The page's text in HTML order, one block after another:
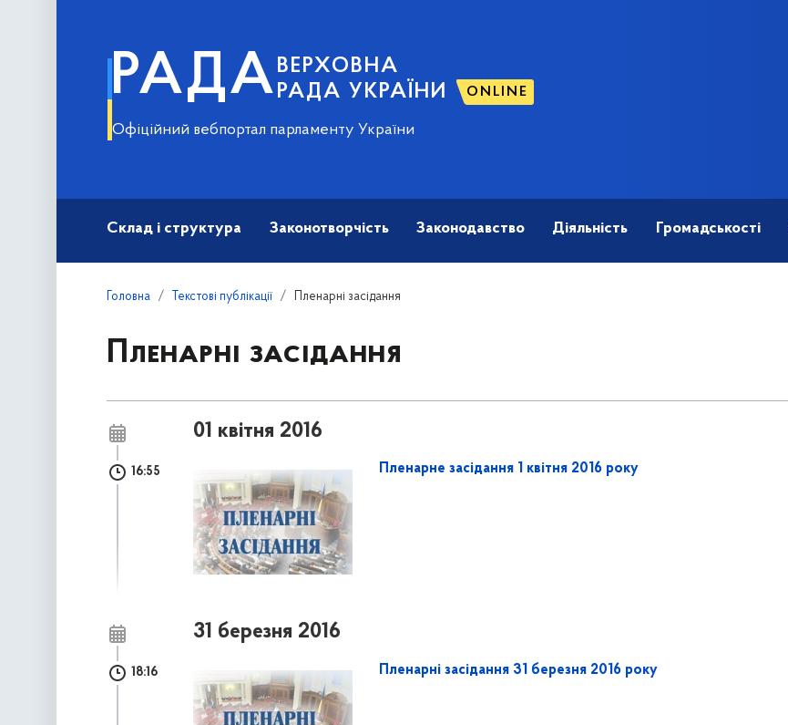
РАДА ВЕРХОВНА
РАДА УКРАЇНИ
ONLINE
Офіційний вебпортал парламенту України
Склад і структура Законотворчість Законодавство Діяльність Громадськості
Головна Текстові публікації Пленарні засідання
Пленарні засідання
01 квітня 2016
16:55 Пленарне засідання 1 квітня 2016 року
31 березня 2016
18:16 Пленарні засідання 31 березня 2016 року